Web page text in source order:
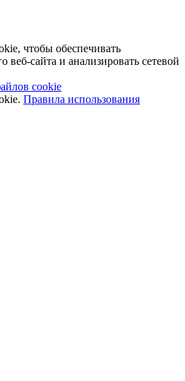
чтобы обеспечивать
веб-сайта и анализировать сетевой
cookie
Правила использования